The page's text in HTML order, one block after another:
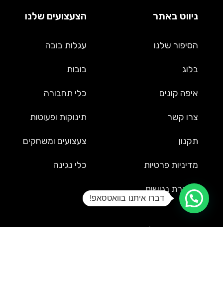
ניווט באתר
הסיפור שלנו
בלוג
איפה קונים
צרו קשר
תקנון
מדיניות פרטיות
הצהרת נגישות
הצעצועים שלנו
עגלות בובה
בובות
כלי תחבורה
תינוקות ופעוטות
צעצועים ומשחקים
כלי נגינה
שירות לקוחות
דברו איתנו בוואטסאפ!